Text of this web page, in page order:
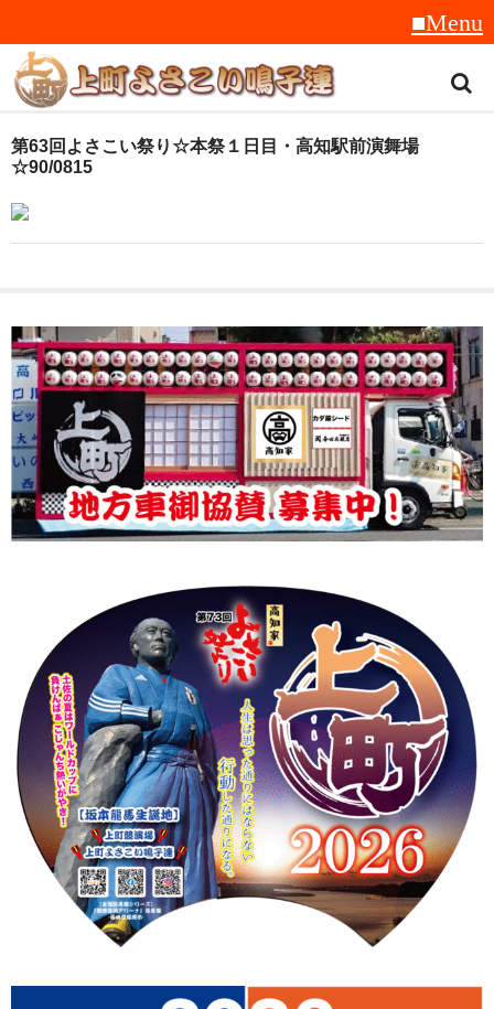
トップ
音楽
衣装
地方車
グッズ
上町Tシャツ
振付
その他
壁紙
お問合せ
スタッフブログ
第63回よさこい祭り☆本祭１日目・高知駅前演舞場
☆90/0815